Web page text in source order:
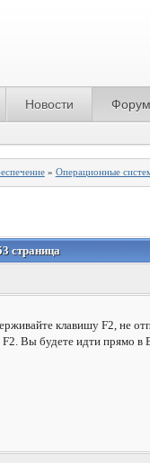
Новости Форум
» Операционные
страница
клавишу F2, не
Вы будете идти прямо в